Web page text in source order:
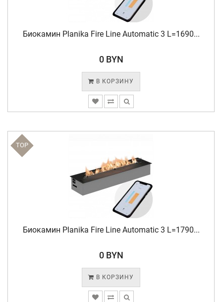
Биокамин Planika Fire Line Automatic 3 L=1690...
0 BYN
В КОРЗИНУ
TOP
Биокамин Planika Fire Line Automatic 3 L=1790...
0 BYN
В КОРЗИНУ